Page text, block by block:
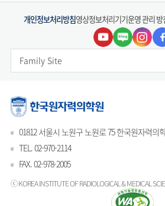
개인정보처리방침영상정보처리기기운영 관리 방
Family Site
01812 서울시 노원구 노원로 75 한국원자력의
TEL. 02-970-2114
FAX. 02-978-2005
ⓒ KOREA INSTITUTE OF RADIOLOGICAL & MEDICAL